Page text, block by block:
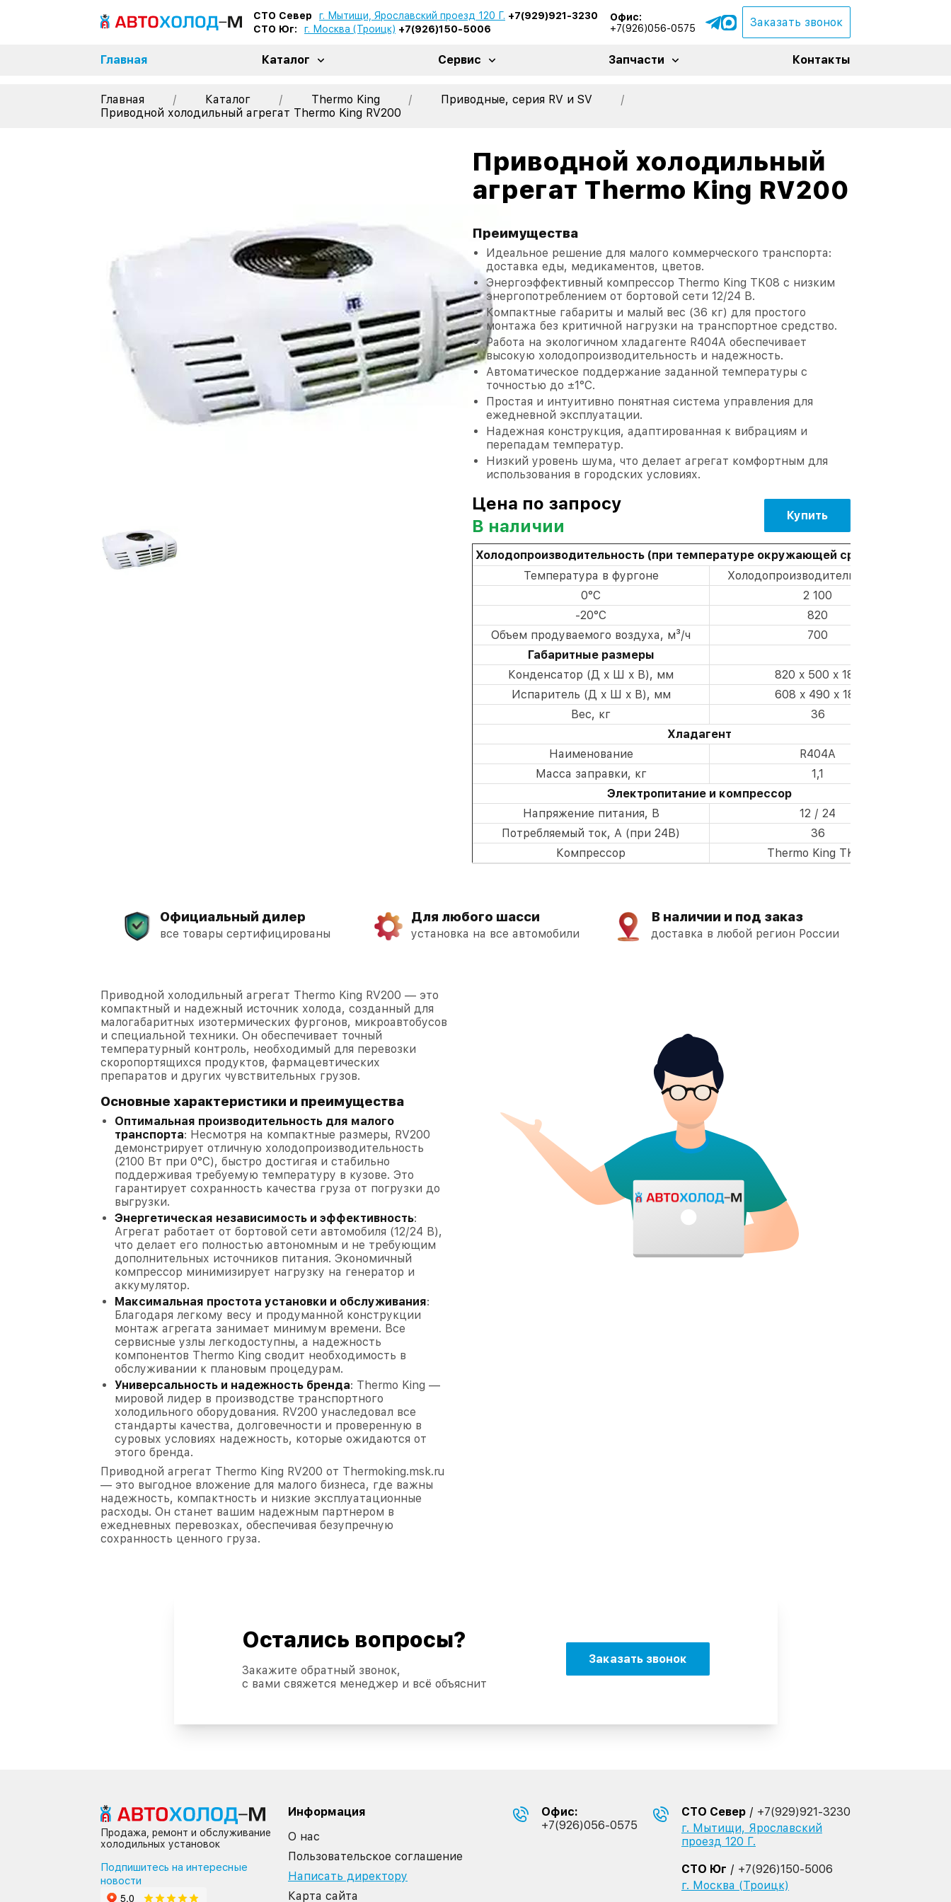
СТО Север г. Мытищи, Ярославский проезд 120 Г. +7(929)921-3230
СТО Юг:
г. Москва (Троицк) +7(926)150-5006
Офис:
+7(926)056-0575
Заказать звонок
Главная Каталог Сервис Запчасти Контакты
Главная / Каталог / Thermo King / Приводные, серия RV и SV
/
Приводной холодильный агрегат Thermo King RV200
Приводной холодильный
агрегат Thermo King RV200
Преимущества
Идеальное решение для малого коммерческого транспорта:
доставка еды, медикаментов, цветов.
Энергоэффективный компрессор Thermo King TK08 с низким
энергопотреблением от бортовой сети 12/24 В.
Компактные габариты и малый вес (36 кг) для простого
монтажа без критичной нагрузки на транспортное средство.
Работа на экологичном хладагенте R404A обеспечивает
высокую холодопроизводительность и надежность.
Автоматическое поддержание заданной температуры с
точностью до ±1°C.
Простая и интуитивно понятная система управления для
ежедневной эксплуатации.
Надежная конструкция, адаптированная к вибрациям и
перепадам температур.
Низкий уровень шума, что делает агрегат комфортным для
использования в городских условиях.
Цена по запросу
В наличии
Купить
Холодопроизводительность (при температуре окружающей среды +30 ℃)
Температура в фургоне
Холодопроизводительность, Вт
0°C
2 100
-20°C
820
Объем продуваемого воздуха, м³/ч
700
Габаритные размеры
Конденсатор (Д x Ш x В), мм
820 x 500 x 188
Испаритель (Д x Ш x В), мм
608 x 490 x 187
Вес, кг
36
Хладагент
Наименование
R404A
Масса заправки, кг
1,1
Электропитание и компрессор
Напряжение питания, В
12 / 24
Потребляемый ток, А (при 24В)
36
Компрессор
Thermo King TK08
Официальный дилер
все товары сертифицированы
Для любого шасси
установка на все автомобили
В наличии и под заказ
доставка в любой регион России
Приводной холодильный агрегат Thermo King RV200 — это
компактный и надежный источник холода, созданный для
малогабаритных изотермических фургонов, микроавтобусов
и специальной техники. Он обеспечивает точный
температурный контроль, необходимый для перевозки
скоропортящихся продуктов, фармацевтических
препаратов и других чувствительных грузов.
Основные характеристики и преимущества
Оптимальная производительность для малого
транспорта: Несмотря на компактные размеры, RV200
демонстрирует отличную холодопроизводительность
(2100 Вт при 0°C), быстро достигая и стабильно
поддерживая требуемую температуру в кузове. Это
гарантирует сохранность качества груза от погрузки до
выгрузки.
Энергетическая независимость и эффективность:
Агрегат работает от бортовой сети автомобиля (12/24 В),
что делает его полностью автономным и не требующим
дополнительных источников питания. Экономичный
компрессор минимизирует нагрузку на генератор и
аккумулятор.
Максимальная простота установки и обслуживания:
Благодаря легкому весу и продуманной конструкции
монтаж агрегата занимает минимум времени. Все
сервисные узлы легкодоступны, а надежность
компонентов Thermo King сводит необходимость в
обслуживании к плановым процедурам.
Универсальность и надежность бренда: Thermo King —
мировой лидер в производстве транспортного
холодильного оборудования. RV200 унаследовал все
стандарты качества, долговечности и проверенную в
суровых условиях надежность, которые ожидаются от
этого бренда.
Приводной агрегат Thermo King RV200 от Thermoking.msk.ru
— это выгодное вложение для малого бизнеса, где важны
надежность, компактность и низкие эксплуатационные
расходы. Он станет вашим надежным партнером в
ежедневных перевозках, обеспечивая безупречную
сохранность ценного груза.
Остались вопросы?
Закажите обратный звонок,
с вами свяжется менеджер и всё объяснит
Заказать звонок
Продажа, ремонт и обслуживание
холодильных установок
Подпишитесь на интересные
новости
Информация
О нас
Пользовательское соглашение
Написать директору
Карта сайта
Офис:
+7(926)056-0575
СТО Север / +7(929)921-3230
г. Мытищи, Ярославский
проезд 120 Г.
СТО Юг / +7(926)150-5006
г. Москва (Троицк)